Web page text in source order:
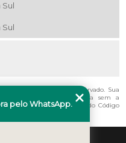
Sul
Sul
" é de direito reservado. Sua
nossos links, é proibida sem a
autoral – artigo 184 do Código
pelo WhatsApp.